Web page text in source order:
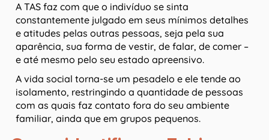
A TAS faz com que o indivíduo se sinta
constantemente julgado em seus mínimos detalhes
e atitudes pelas outras pessoas, seja pela sua
aparência, sua forma de vestir, de falar, de comer –
e até mesmo pelo seu estado apreensivo.
A vida social torna-se um pesadelo e ele tende ao
isolamento, restringindo a quantidade de pessoas
com as quais faz contato fora do seu ambiente
familiar, ainda que em grupos pequenos.